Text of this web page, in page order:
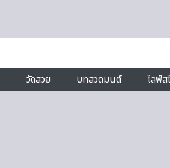
วัดสวย บทสวดมนต์ ไลฟ์ส